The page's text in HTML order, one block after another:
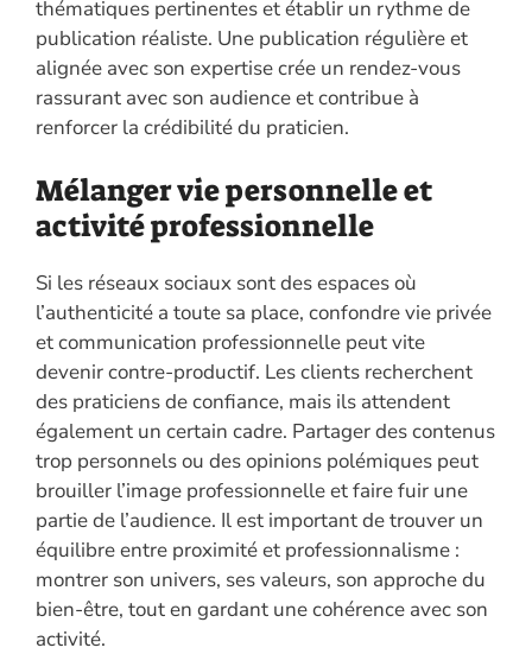
thématiques pertinentes et établir un rythme de
publication réaliste. Une publication régulière et
alignée avec son expertise crée un rendez-vous
rassurant avec son audience et contribue à
renforcer la crédibilité du praticien.
Mélanger vie personnelle et
activité professionnelle
Si les réseaux sociaux sont des espaces où
l’authenticité a toute sa place, confondre vie privée
et communication professionnelle peut vite
devenir contre-productif. Les clients recherchent
des praticiens de confiance, mais ils attendent
également un certain cadre. Partager des contenus
trop personnels ou des opinions polémiques peut
brouiller l’image professionnelle et faire fuir une
partie de l’audience. Il est important de trouver un
équilibre entre proximité et professionnalisme :
montrer son univers, ses valeurs, son approche du
bien-être, tout en gardant une cohérence avec son
activité.